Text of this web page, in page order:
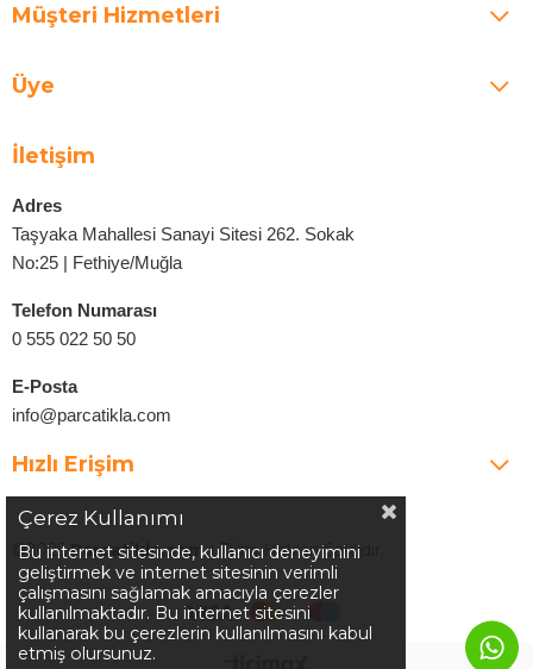
Müşteri Hizmetleri
Üye
İletişim
Adres
Taşyaka Mahallesi Sanayi Sitesi 262. Sokak
No:25 | Fethiye/Muğla
Telefon Numarası
0 555 022 50 50
E-Posta
info@parcatikla.com
Hızlı Erişim
©2025Parcatikla.com| Tüm Hakları Saklıdır.
Çerez Kullanımı
Bu internet sitesinde, kullanıcı deneyimini
geliştirmek ve internet sitesinin verimli
çalışmasını sağlamak amacıyla çerezler
kullanılmaktadır. Bu internet sitesini
kullanarak bu çerezlerin kullanılmasını kabul
etmiş olursunuz.